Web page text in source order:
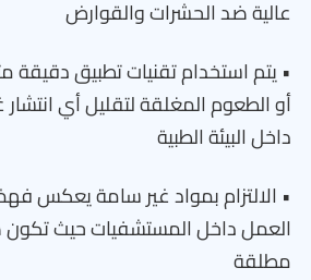
عالية ضد الحشرات والقوارض
• يتم استخدام تقنيات تطبيق
أو الطعوم المغلقة لتقليل أي
داخل البيئة الطبية
• الالتزام بمواد غير سامة يعكس
العمل داخل المستشفيات حيث تكون
مطلقة